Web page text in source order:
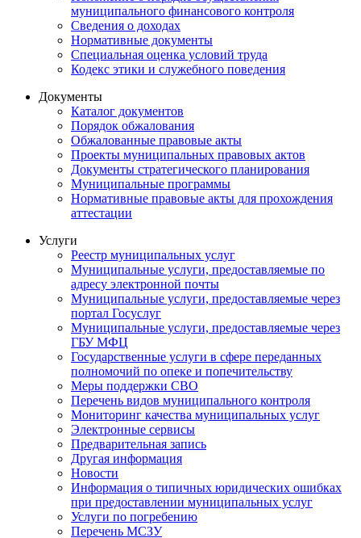
муниципального финансового контроля
Сведения о доходах
Нормативные документы
Специальная оценка условий труда
Кодекс этики и служебного поведения
Документы
Каталог документов
Порядок обжалования
Обжалованные правовые акты
Проекты муниципальных правовых актов
Документы стратегического планирования
Муниципальные программы
Нормативные правовые акты для прохождения
аттестации
Услуги
Реестр муниципальных услуг
Муниципальные услуги, предоставляемые по
адресу электронной почты
Муниципальные услуги, предоставляемые через
портал Госуслуг
Муниципальные услуги, предоставляемые через
ГБУ МФЦ
Государственные услуги в сфере переданных
полномочий по опеке и попечительству
Меры поддержки СВО
Перечень видов муниципального контроля
Мониторинг качества муниципальных услуг
Электронные сервисы
Предварительная запись
Другая информация
Новости
Информация о типичных юридических ошибках
при предоставлении муниципальных услуг
Услуги по погребению
Перечень МСЗУ